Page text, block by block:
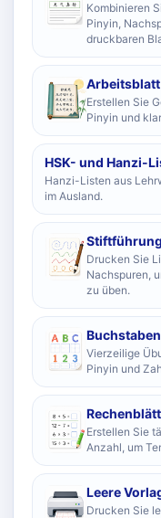
Kombinieren
Pinyin,
druckbaren
Erstellen Sie
Pinyin und
HSK- und Hanzi-
Hanzi-Listen aus
im Ausland.
Stiftführung
Drucken Sie
Nachspuren,
zu üben.
Vierzeilige
Pinyin und
Erstellen Sie
Anzahl, um
Leere
Drucken Sie